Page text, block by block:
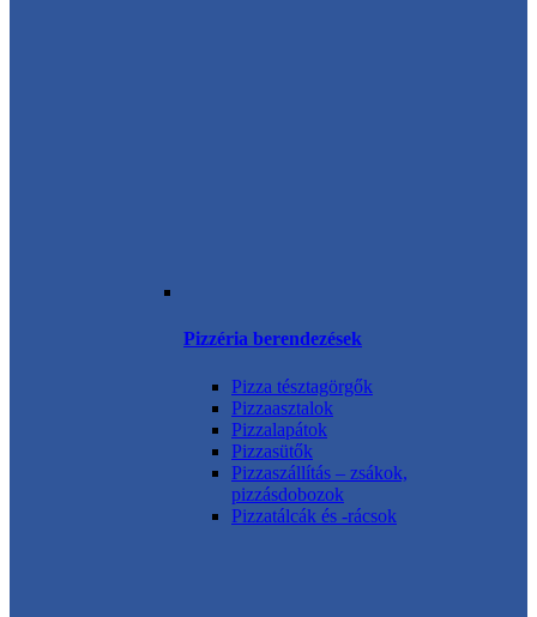
Pizzéria berendezések
Pizza tésztagörgők
Pizzaasztalok
Pizzalapátok
Pizzasütők
Pizzaszállítás – zsákok,
pizzásdobozok
Pizzatálcák és -rácsok